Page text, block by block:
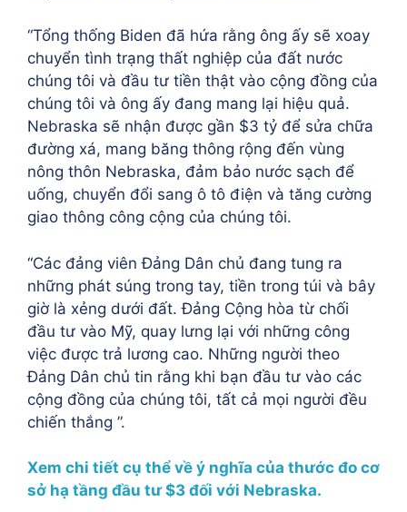
“Tổng thống Biden đã hứa rằng ông ấy sẽ xoay
chuyển tình trạng thất nghiệp của đất nước
chúng tôi và đầu tư tiền thật vào cộng đồng của
chúng tôi và ông ấy đang mang lại hiệu quả.
Nebraska sẽ nhận được gần $3 tỷ để sửa chữa
đường xá, mang băng thông rộng đến vùng
nông thôn Nebraska, đảm bảo nước sạch để
uống, chuyển đổi sang ô tô điện và tăng cường
giao thông công cộng của chúng tôi.
“Các đảng viên Đảng Dân chủ đang tung ra
những phát súng trong tay, tiền trong túi và bây
giờ là xẻng dưới đất. Đảng Cộng hòa từ chối
đầu tư vào Mỹ, quay lưng lại với những công
việc được trả lương cao. Những người theo
Đảng Dân chủ tin rằng khi bạn đầu tư vào các
cộng đồng của chúng tôi, tất cả mọi người đều
chiến thắng ”.
Xem chi tiết cụ thể về ý nghĩa của thước đo cơ
sở hạ tầng đầu tư $3 đối với Nebraska.